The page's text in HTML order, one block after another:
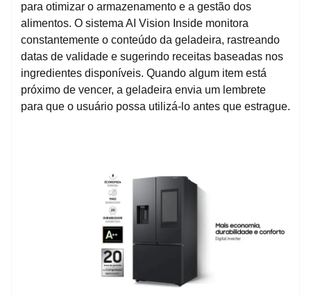
para otimizar o armazenamento e a gestão dos
alimentos. O sistema AI Vision Inside monitora
constantemente o conteúdo da geladeira, rastreando
datas de validade e sugerindo receitas baseadas nos
ingredientes disponíveis. Quando algum item está
próximo de vencer, a geladeira envia um lembrete
para que o usuário possa utilizá-lo antes que estrague.